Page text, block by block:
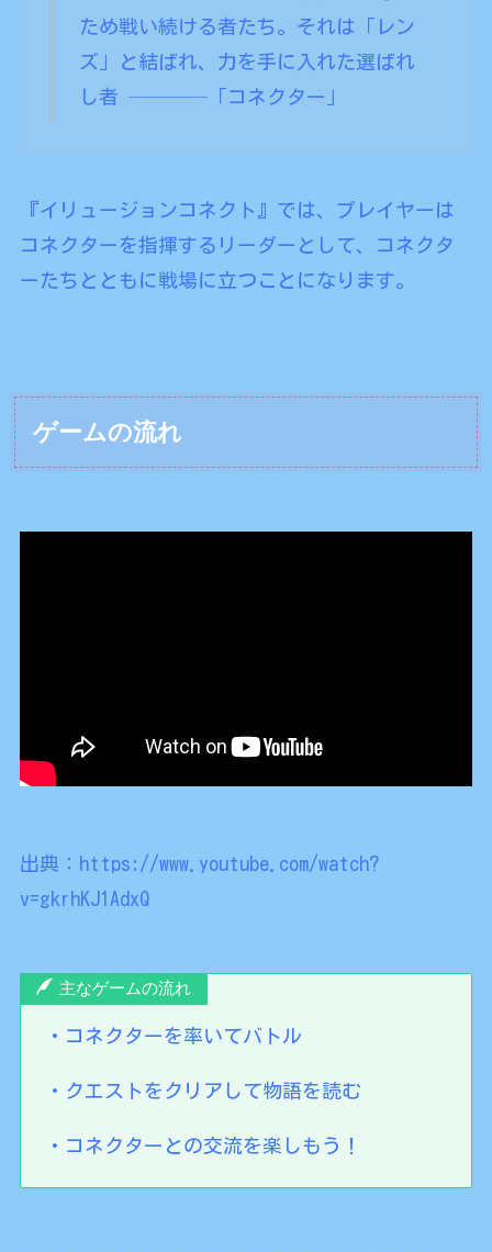
ため戦い続ける者たち。それは「レン
ズ」と結ばれ、力を手に入れた選ばれ
し者 ────「コネクター」
『イリュージョンコネクト』では、プレイヤーは
コネクターを指揮するリーダーとして、コネクタ
ーたちとともに戦場に立つことになります。
ゲームの流れ
出典：https://www.youtube.com/watch?
v=gkrhKJ1AdxQ
主なゲームの流れ
・コネクターを率いてバトル
・クエストをクリアして物語を読む
・コネクターとの交流を楽しもう！